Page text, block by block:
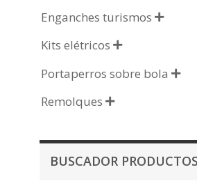
Enganches turismos 
Kits elétricos 
Portaperros sobre bola 
Remolques 
BUSCADOR PRODUCTOS